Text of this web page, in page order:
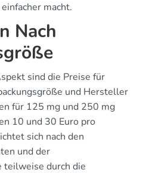
macht.
Nach
sind die Preise für
und Hersteller
für 125 mg und 250 mg
10 und 30 Euro pro
sich nach den
und der
teilweise durch die